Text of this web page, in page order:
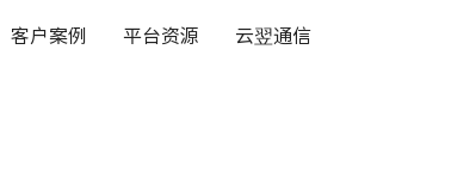
客户案例 平台资源 云翌通信